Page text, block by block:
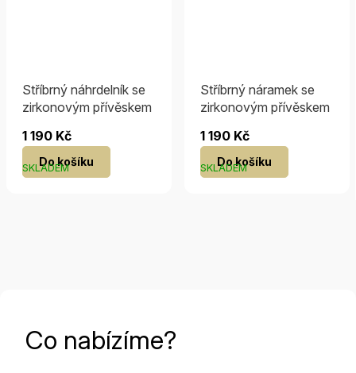
Stříbrný náhrdelník se
zirkonovým přívěskem
SKLADEM
1 190 Kč
Do košíku
Stříbrný náramek se
zirkonovým přívěskem
SKLADEM
1 190 Kč
Do košíku
Co nabízíme?